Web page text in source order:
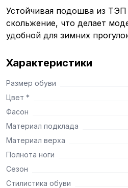
Устойчивая подошва из
скольжение, что делает
удобной для зимних
Характеристики
Размер обуви
Цвет *
Фасон
Материал подклада
Материал верха
Полнота ноги
Сезон
Стилистика обуви